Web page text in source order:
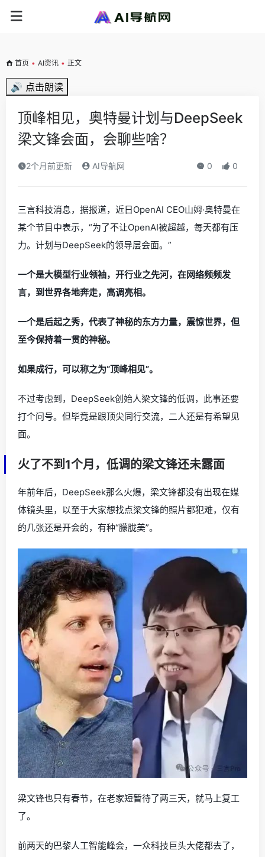
首页 • AI资讯 • 正文
🔊 点击朗读
顶峰相见，奥特曼计划与DeepSeek
梁文锋会面，会聊些啥？
2个月前更新 AI导航网 0 0
三言科技消息，据报道，近日OpenAI CEO山姆·奥特曼在
某个节目中表示，“为了不让OpenAI被超越，每天都有压
力。计划与DeepSeek的领导层会面。”
一个是大模型行业领袖，开行业之先河，在网络频频发
言，到世界各地奔走，高调亮相。
一个是后起之秀，代表了神秘的东方力量，震惊世界，但
至今保持着一贯的神秘。
如果成行，可以称之为“顶峰相见”。
不过考虑到，DeepSeek创始人梁文锋的低调，此事还要
打个问号。但毕竟是跟顶尖同行交流，二人还是有希望见
面。
火了不到1个月，低调的梁文锋还未露面
年前年后，DeepSeek那么火爆，梁文锋都没有出现在媒
体镜头里，以至于大家想找点梁文锋的照片都犯难，仅有
的几张还是开会的，有种“朦胧美”。
梁文锋也只有春节，在老家短暂待了两三天，就马上复工
了。
前两天的巴黎人工智能峰会，一众科技巨头大佬都去了，